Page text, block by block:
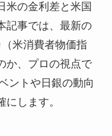
米の金利差と米国
記事では、最新の
米消費者物価指
か、プロの視点で
ントや日銀の動向
します。